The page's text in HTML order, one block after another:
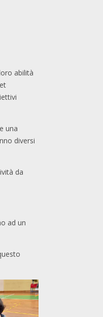
abilità
una
diversi
da
ad un